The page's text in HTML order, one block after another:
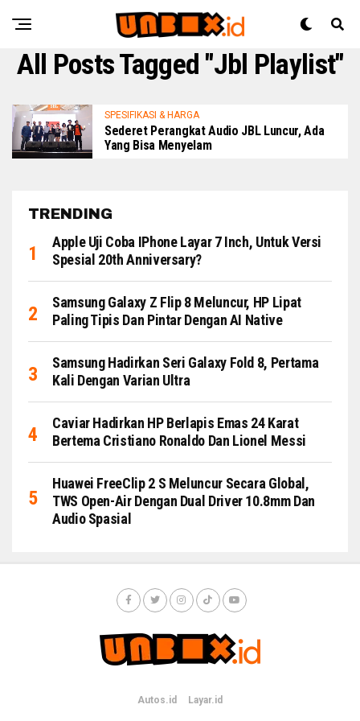
All Posts Tagged "jbl Playlist"
SPESIFIKASI & HARGA
Sederet Perangkat Audio JBL Luncur, Ada
Yang Bisa Menyelam
TRENDING
Apple Uji Coba IPhone Layar 7 Inch, Untuk Versi
Spesial 20th Anniversary?
Samsung Galaxy Z Flip 8 Meluncur, HP Lipat
Paling Tipis Dan Pintar Dengan AI Native
Samsung Hadirkan Seri Galaxy Fold 8, Pertama
Kali Dengan Varian Ultra
Caviar Hadirkan HP Berlapis Emas 24 Karat
Bertema Cristiano Ronaldo Dan Lionel Messi
Huawei FreeClip 2 S Meluncur Secara Global,
TWS Open-Air Dengan Dual Driver 10.8mm Dan
Audio Spasial
Autos.id Layar.id